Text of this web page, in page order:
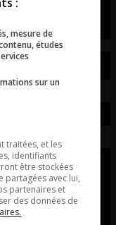
mesure de
études
sur un
traitées, et les
identifiants
être stockées
partagées avec lui,
partenaires et
des données de